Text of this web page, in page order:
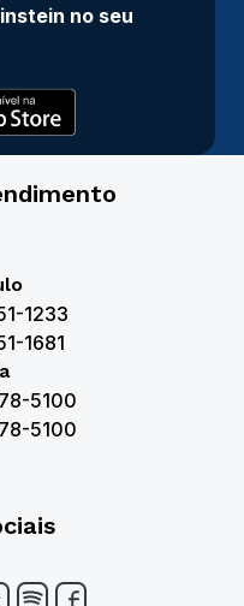
no seu
1233
1681
5100
5100